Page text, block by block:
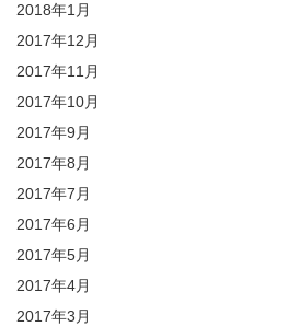
2018年1月
2017年12月
2017年11月
2017年10月
2017年9月
2017年8月
2017年7月
2017年6月
2017年5月
2017年4月
2017年3月